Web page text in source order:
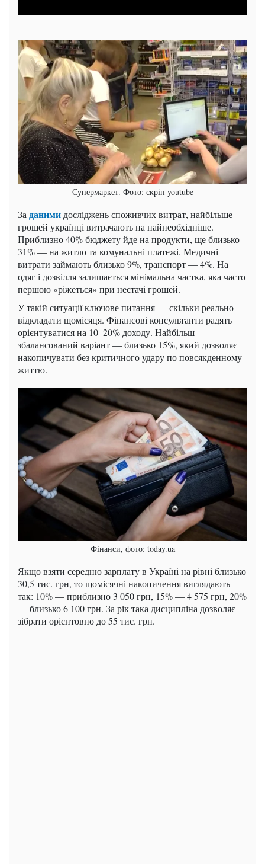
Супермаркет. Фото: скрін youtube
За даними досліджень споживчих витрат, найбільше
грошей українці витрачають на найнеобхідніше.
Приблизно 40% бюджету йде на продукти, ще близько
31% — на житло та комунальні платежі. Медичні
витрати займають близько 9%, транспорт — 4%. На
одяг і дозвілля залишається мінімальна частка, яка часто
першою «ріжеться» при нестачі грошей.
У такій ситуації ключове питання — скільки реально
відкладати щомісяця. Фінансові консультанти радять
орієнтуватися на 10–20% доходу. Найбільш
збалансований варіант — близько 15%, який дозволяє
накопичувати без критичного удару по повсякденному
життю.
Фінанси, фото: today.ua
Якщо взяти середню зарплату в Україні на рівні близько
30,5 тис. грн, то щомісячні накопичення виглядають
так: 10% — приблизно 3 050 грн, 15% — 4 575 грн, 20%
— близько 6 100 грн. За рік така дисципліна дозволяє
зібрати орієнтовно до 55 тис. грн.